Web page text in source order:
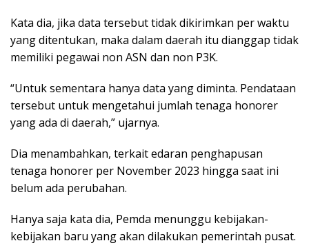
Kata dia, jika data tersebut tidak dikirimkan per waktu
yang ditentukan, maka dalam daerah itu dianggap tidak
memiliki pegawai non ASN dan non P3K.
“Untuk sementara hanya data yang diminta. Pendataan
tersebut untuk mengetahui jumlah tenaga honorer
yang ada di daerah,” ujarnya.
Dia menambahkan, terkait edaran penghapusan
tenaga honorer per November 2023 hingga saat ini
belum ada perubahan.
Hanya saja kata dia, Pemda menunggu kebijakan-
kebijakan baru yang akan dilakukan pemerintah pusat.